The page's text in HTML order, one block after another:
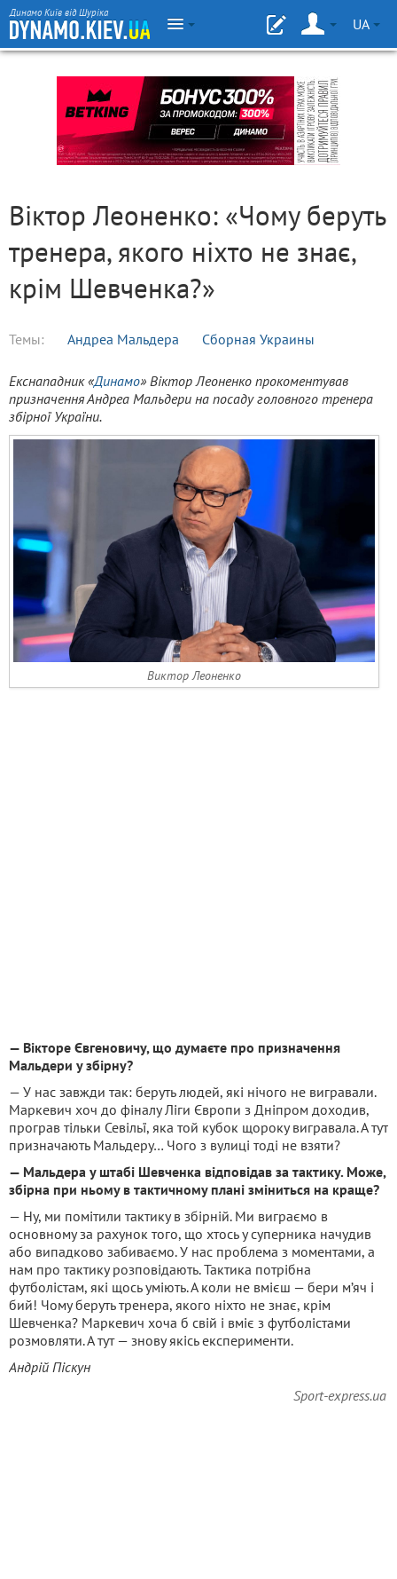
Динамо Київ від Шуріка
UA
Віктор Леоненко: «Чому беруть
тренера, якого ніхто не знає,
крім Шевченка?»
Темы: Андреа Мальдера Сборная Украины
Екснападник «Динамо» Віктор Леоненко прокоментував
призначення Андреа Мальдери на посаду головного тренера
збірної України.
Виктор Леоненко
— Вікторе Євгеновичу, що думаєте про призначення
Мальдери у збірну?
— У нас завжди так: беруть людей, які нічого не вигравали.
Маркевич хоч до фіналу Ліги Європи з Дніпром доходив,
програв тільки Севільї, яка той кубок щороку вигравала. А тут
призначають Мальдеру… Чого з вулиці тоді не взяти?
— Мальдера у штабі Шевченка відповідав за тактику. Може,
збірна при ньому в тактичному плані зміниться на краще?
— Ну, ми помітили тактику в збірній. Ми виграємо в
основному за рахунок того, що хтось у суперника начудив
або випадково забиваємо. У нас проблема з моментами, а
нам про тактику розповідають. Тактика потрібна
футболістам, які щось уміють. А коли не вмієш — бери м’яч і
бий! Чому беруть тренера, якого ніхто не знає, крім
Шевченка? Маркевич хоча б свій і вміє з футболістами
розмовляти. А тут — знову якісь експерименти.
Андрій Піскун
Sport-express.ua